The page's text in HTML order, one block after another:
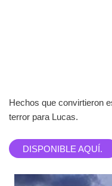
Hechos que convirtieron
terror para Lucas.
DISPONIBLE AQUÍ.